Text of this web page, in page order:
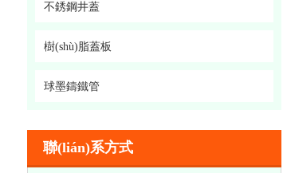
不銹鋼井蓋
樹(shù)脂蓋板
球墨鑄鐵管
聯(lián)系方式